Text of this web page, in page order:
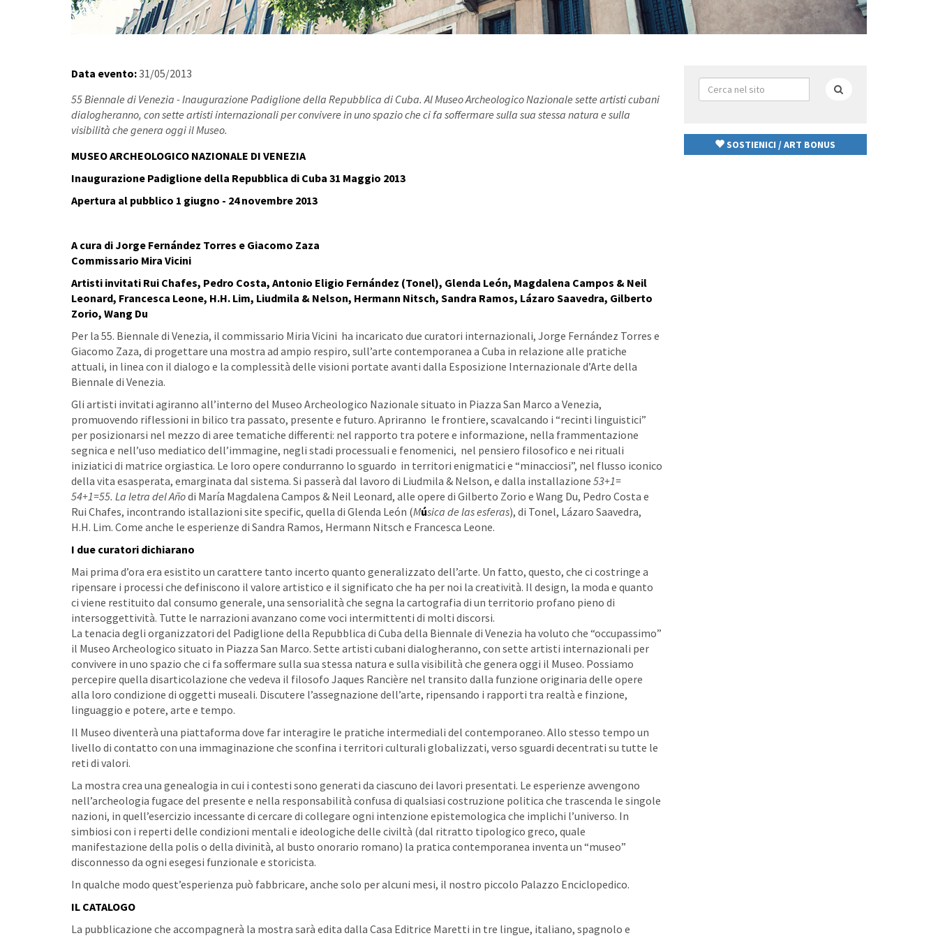
Data evento:31/05/2013
55 Biennale di Venezia - Inaugurazione Padiglione della Repubblica di Cuba. Al Museo Archeologico Nazionale sette artisti cubani
dialogheranno, con sette artisti internazionali per convivere in uno spazio che ci fa soffermare sulla sua stessa natura e sulla
visibilità che genera oggi il Museo.
MUSEO ARCHEOLOGICO NAZIONALE DI VENEZIA
Inaugurazione Padiglione della Repubblica di Cuba 31 Maggio 2013
Apertura al pubblico 1 giugno - 24 novembre 2013
A cura diJorge Fernández Torres e Giacomo Zaza
Commissario Mira Vicini
Artisti invitati Rui Chafes, Pedro Costa, Antonio Eligio Fernández (Tonel), Glenda León, Magdalena Campos & Neil
Leonard, Francesca Leone, H.H. Lim, Liudmila & Nelson, Hermann Nitsch, Sandra Ramos, Lázaro Saavedra, Gilberto
Zorio, Wang Du
Per la 55. Biennale di Venezia, il commissario Miria Vicini ha incaricato due curatori internazionali, Jorge Fernández Torres e
Giacomo Zaza, di progettare una mostra ad ampio respiro, sull’arte contemporanea a Cuba in relazione alle pratiche
attuali, in linea con il dialogo e la complessità delle visioni portate avanti dalla Esposizione Internazionale d’Arte della
Biennale di Venezia.
Gli artisti invitati agiranno all’interno del Museo Archeologico Nazionale situato in Piazza San Marco a Venezia,
promuovendo riflessioni in bilico tra passato, presente e futuro. Apriranno le frontiere, scavalcando i “recinti linguistici”
per posizionarsi nel mezzo di aree tematiche differenti: nel rapporto tra potere e informazione, nella frammentazione
segnica e nell’uso mediatico dell’immagine, negli stadi processuali e fenomenici, nel pensiero filosofico e nei rituali
iniziatici di matrice orgiastica. Le loro opere condurranno lo sguardo in territori enigmatici e “minacciosi”, nel flusso iconico
della vita esasperata, emarginata dal sistema. Si passerà dal lavoro di Liudmila & Nelson, e dalla installazione 53+1=
54+1=55. La letra del Añodi María Magdalena Campos & Neil Leonard, alle opere di Gilberto Zorio e Wang Du, Pedro Costa e
Rui Chafes, incontrando istallazioni site specific, quella di Glenda León (Música de las esferas), di Tonel, Lázaro Saavedra,
H.H. Lim. Come anche le esperienze di Sandra Ramos, Hermann Nitsch e Francesca Leone.
I due curatori dichiarano
Mai prima d’ora era esistito un carattere tanto incerto quanto generalizzato dell’arte. Un fatto, questo, che ci costringe a
ripensare i processi che definiscono il valore artistico e il significato che ha per noi la creatività. Il design, la moda e quanto
ci viene restituito dal consumo generale, una sensorialità che segna la cartografia di un territorio profano pieno di
intersoggettività. Tutte le narrazioni avanzano come voci intermittenti di molti discorsi.
La tenacia degli organizzatori del Padiglione della Repubblica di Cuba della Biennale di Venezia ha voluto che “occupassimo”
il Museo Archeologico situato in Piazza San Marco. Sette artisti cubani dialogheranno, con sette artisti internazionali per
convivere in uno spazio che ci fa soffermare sulla sua stessa natura e sulla visibilità che genera oggi il Museo. Possiamo
percepire quella disarticolazione che vedeva il filosofo Jaques Rancière nel transito dalla funzione originaria delle opere
alla loro condizione di oggetti museali. Discutere l’assegnazione dell’arte, ripensando i rapporti tra realtà e finzione,
linguaggio e potere, arte e tempo.
Il Museo diventerà una piattaforma dove far interagire le pratiche intermediali del contemporaneo. Allo stesso tempo un
livello di contatto con una immaginazione che sconfina i territori culturali globalizzati, verso sguardi decentrati su tutte le
reti di valori.
La mostra crea una genealogia in cui i contesti sono generati da ciascuno dei lavori presentati. Le esperienze avvengono
nell’archeologia fugace del presente e nella responsabilità confusa di qualsiasi costruzione politica che trascenda le singole
nazioni, in quell’esercizio incessante di cercare di collegare ogni intenzione epistemologica che implichi l’universo. In
simbiosi con i reperti delle condizioni mentali e ideologiche delle civiltà (dal ritratto tipologico greco, quale
manifestazione della polis o della divinità, al busto onorario romano) la pratica contemporanea inventa un “museo”
disconnesso da ogni esegesi funzionale e storicista.
In qualche modo quest’esperienza può fabbricare, anche solo per alcuni mesi, il nostro piccolo Palazzo Enciclopedico.
IL CATALOGO
La pubblicazione che accompagnerà la mostra sarà edita dalla Casa Editrice Maretti in tre lingue, italiano, spagnolo e
Form
di
SOSTIENICI / ART BONUS